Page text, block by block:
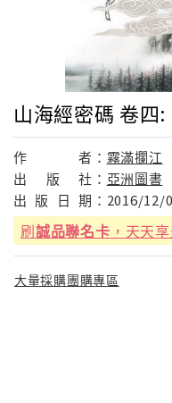
山海經密碼 卷四
作 者： 霧滿攔江
出
版 社： 亞洲圖書
出 版 日 期： 2016/12/
刷誠品聯名卡 ，天天
大量採購團購專區